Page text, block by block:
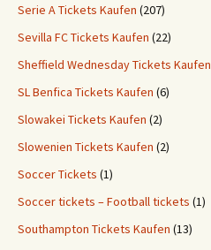
Serie A Tickets Kaufen (207)
Sevilla FC Tickets Kaufen (22)
Sheffield Wednesday Tickets Kaufen
SL Benfica Tickets Kaufen (6)
Slowakei Tickets Kaufen (2)
Slowenien Tickets Kaufen (2)
Soccer Tickets (1)
Soccer tickets – Football tickets (1)
Southampton Tickets Kaufen (13)